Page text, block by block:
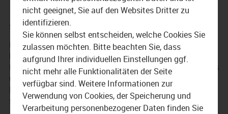
9. Dezember 2024
Der Christkindlmarkt in Waldkraiburg im Haus der Kultur
lockte auch in diesem Jahr wieder einige Menschen an.
Das Alleinstellungsmerkmal des Marktes ist sein kreatives
und buntes Angebot. Na Klar, Klassiker wie Glühwein und
Feuerwurst gab es auch, aber auch Bilder auf Leinwand,
selbstgemachte Kerzen und jede Menge Schmuck.
nicht geeignet, Sie auf den Websites Dritter zu
identifizieren.
Sie können selbst entscheiden, welche Cookies Sie
zulassen möchten. Bitte beachten Sie, dass
aufgrund Ihrer individuellen Einstellungen ggf.
nicht mehr alle Funktionalitäten der Seite
verfügbar sind. Weitere Informationen zur
Verwendung von Cookies, der Speicherung und
Verarbeitung personenbezogener Daten finden Sie